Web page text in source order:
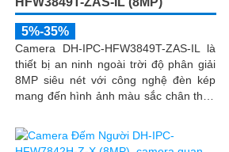
5%-35%
Camera DH-IPC-HFW3849T-ZAS-IL là
thiết bị an ninh ngoài trời độ phân giải
8MP siêu nét với công nghệ đèn kép
mang đến hình ảnh màu sắc chân thực
ghi âm, khe thẻ nhớ lên đến 512GB và
khả năng nhận diện thông minh giúp